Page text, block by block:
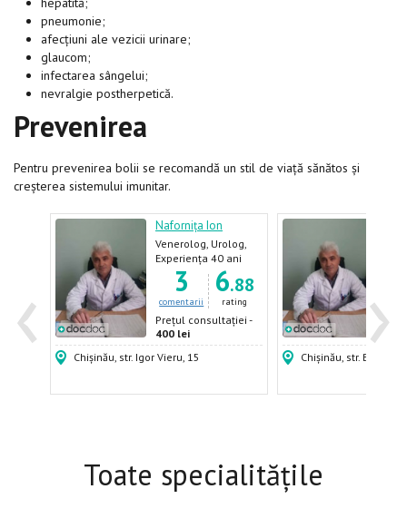
pneumonie;
afecțiuni ale vezicii urinare;
glaucom;
infectarea sângelui;
nevralgie postherpetică.
Prevenirea
Pentru prevenirea bolii se recomandă un stil de viață sănătos și
creșterea sistemului imunitar.
‹ ›
-
Nafornița Ion
Venerolog, Urolog,
Dermatolog,
Androlog
Experiența 40 ani
3
comentarii
6.88
rating
Prețul consultației -
400 lei
Chișinău, str. Igor Vieru, 15
400
Chișinău, str.
Toate specialitățile